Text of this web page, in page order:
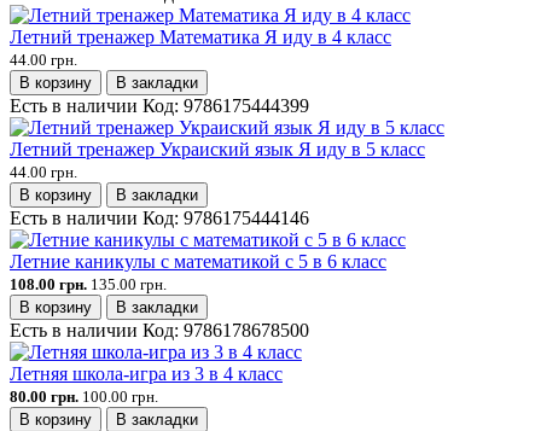
Летний тренажер Математика Я иду в 4 класс
44.00 грн.
В корзину
В закладки
Есть в наличии Код: 9786175444399
Летний тренажер Украиский язык Я иду в 5 класс
44.00 грн.
В корзину
В закладки
Есть в наличии Код: 9786175444146
Летние каникулы с математикой с 5 в 6 класс
108.00 грн. 135.00 грн.
В корзину
В закладки
Есть в наличии Код: 9786178678500
Летняя школа-игра из 3 в 4 класс
80.00 грн. 100.00 грн.
В корзину
В закладки